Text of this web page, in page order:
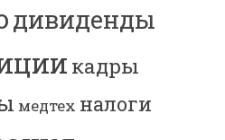
дивиденды
кадры
медтех налоги